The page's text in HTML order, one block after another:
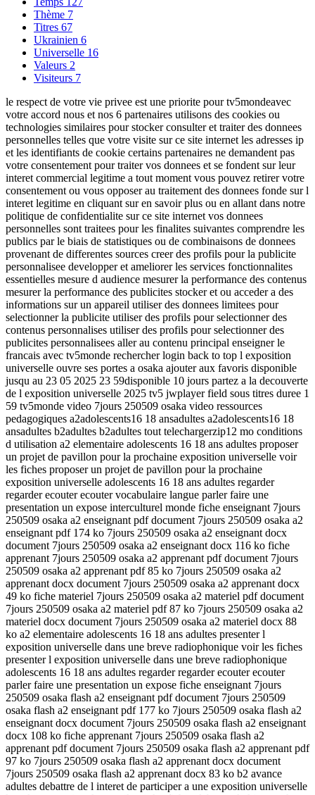
Thème 7
Titres 67
Ukrainien 6
Universelle 16
Valeurs 2
Visiteurs 7
le respect de votre vie privee est une priorite pour tv5mondeavec
votre accord nous et nos 6 partenaires utilisons des cookies ou
technologies similaires pour stocker consulter et traiter des donnees
personnelles telles que votre visite sur ce site internet les adresses ip
et les identifiants de cookie certains partenaires ne demandent pas
votre consentement pour traiter vos donnees et se fondent sur leur
interet commercial legitime a tout moment vous pouvez retirer votre
consentement ou vous opposer au traitement des donnees fonde sur l
interet legitime en cliquant sur en savoir plus ou en allant dans notre
politique de confidentialite sur ce site internet vos donnees
personnelles sont traitees pour les finalites suivantes comprendre les
publics par le biais de statistiques ou de combinaisons de donnees
provenant de differentes sources creer des profils pour la publicite
personnalisee developper et ameliorer les services fonctionnalites
essentielles mesure d audience mesurer la performance des contenus
mesurer la performance des publicites stocker et ou acceder a des
informations sur un appareil utiliser des donnees limitees pour
selectionner la publicite utiliser des profils pour selectionner des
contenus personnalises utiliser des profils pour selectionner des
publicites personnalisees aller au contenu principal enseigner le
francais avec tv5monde rechercher login back to top l exposition
universelle ouvre ses portes a osaka ajouter aux favoris disponible
jusqu au 23 05 2025 23 59disponible 10 jours partez a la decouverte
de l exposition universelle 2025 tv5 jwplayer field sous titres duree 1
59 tv5monde video 7jours 250509 osaka video ressources
pedagogiques a2adolescents16 18 ansadultes a2adolescents16 18
ansadultes b2adultes b2adultes tout telechargerzip12 mo conditions
d utilisation a2 elementaire adolescents 16 18 ans adultes proposer
un projet de pavillon pour la prochaine exposition universelle voir
les fiches proposer un projet de pavillon pour la prochaine
exposition universelle adolescents 16 18 ans adultes regarder
regarder ecouter ecouter vocabulaire langue parler faire une
presentation un expose interculturel monde fiche enseignant 7jours
250509 osaka a2 enseignant pdf document 7jours 250509 osaka a2
enseignant pdf 174 ko 7jours 250509 osaka a2 enseignant docx
document 7jours 250509 osaka a2 enseignant docx 116 ko fiche
apprenant 7jours 250509 osaka a2 apprenant pdf document 7jours
250509 osaka a2 apprenant pdf 85 ko 7jours 250509 osaka a2
apprenant docx document 7jours 250509 osaka a2 apprenant docx
49 ko fiche materiel 7jours 250509 osaka a2 materiel pdf document
7jours 250509 osaka a2 materiel pdf 87 ko 7jours 250509 osaka a2
materiel docx document 7jours 250509 osaka a2 materiel docx 88
ko a2 elementaire adolescents 16 18 ans adultes presenter l
exposition universelle dans une breve radiophonique voir les fiches
presenter l exposition universelle dans une breve radiophonique
adolescents 16 18 ans adultes regarder regarder ecouter ecouter
parler faire une presentation un expose fiche enseignant 7jours
250509 osaka flash a2 enseignant pdf document 7jours 250509
osaka flash a2 enseignant pdf 177 ko 7jours 250509 osaka flash a2
enseignant docx document 7jours 250509 osaka flash a2 enseignant
docx 108 ko fiche apprenant 7jours 250509 osaka flash a2
apprenant pdf document 7jours 250509 osaka flash a2 apprenant pdf
97 ko 7jours 250509 osaka flash a2 apprenant docx document
7jours 250509 osaka flash a2 apprenant docx 83 ko b2 avance
adultes debattre de l interet de participer a une exposition universelle